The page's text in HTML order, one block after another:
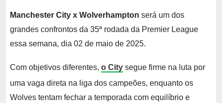
Manchester City x Wolverhampton será um dos
grandes confrontos da 35ª rodada da Premier League
essa semana, dia 02 de maio de 2025.
Com objetivos diferentes, o City segue firme na luta por
uma vaga direta na liga dos campeões, enquanto os
Wolves tentam fechar a temporada com equilíbrio e